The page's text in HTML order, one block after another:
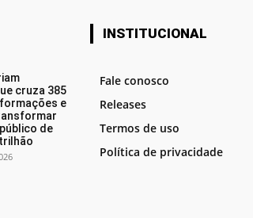
cruza 385
e
de
INSTITUCIONAL
Fale conosco
Releases
Termos de uso
Política de privacidade